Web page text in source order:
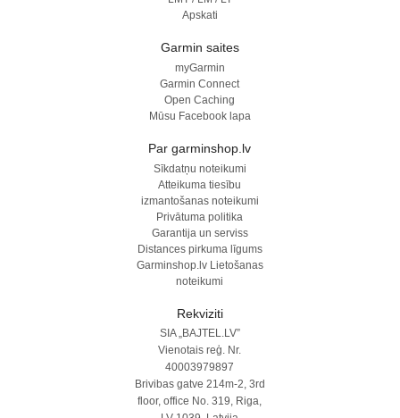
Apskati
Garmin saites
myGarmin
Garmin Connect
Open Caching
Mūsu Facebook lapa
Par garminshop.lv
Sīkdatņu noteikumi
Atteikuma tiesību
izmantošanas noteikumi
Privātuma politika
Garantija un serviss
Distances pirkuma līgums
Garminshop.lv Lietošanas
noteikumi
Rekviziti
SIA „BAJTEL.LV”
Vienotais reģ. Nr.
40003979897
Brivibas gatve 214m-2, 3rd
floor, office No. 319, Riga,